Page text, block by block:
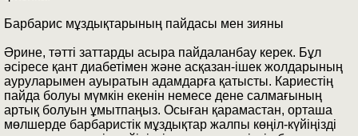
Барбарис мұздықтарының пайдасы мен зияны
Әрине, тәтті заттарды асыра пайдаланбау керек. Бұл
әсіресе қант диабетімен және асқазан-ішек жолдарының
ауруларымен ауыратын адамдарға қатысты. Кариестің
пайда болуы мүмкін екенін немесе дене салмағының
артық болуын ұмытпаңыз. Осыған қарамастан, орташа
мөлшерде барбаристік мұздықтар жалпы көңіл-күйіңізді